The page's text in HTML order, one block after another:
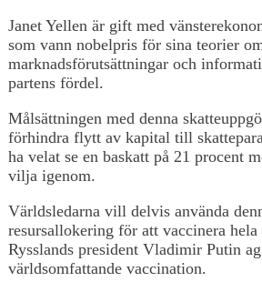
Janet Yellen är gift med
som vann nobelpris för sina teorier
marknadsförutsättningar och
partens fördel.
Målsättningen med denna
förhindra flytt av kapital till
ha velat se en baskatt på 21 procent
vilja igenom.
Världsledarna vill delvis använda
resursallokering för att vaccinera
Rysslands president Vladimir Putin
världsomfattande vaccination.